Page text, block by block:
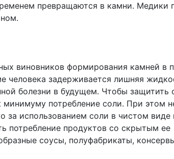
превращаются в камни. Медики
виновников формирования камней в
человека задерживается лишняя
болезни в будущем. Чтобы защитить
минимуму потребление соли. При этом
за использованием соли в чистом виде
потребление продуктов со скрытым ее
соусы, полуфабрикаты,